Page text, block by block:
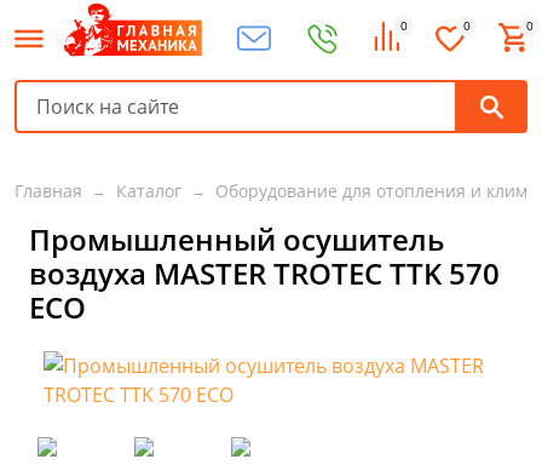
0 0 0
Главная Каталог Оборудование для отопления и
Промышленный осушитель
воздуха MASTER TROTEC TTK 570
ECO